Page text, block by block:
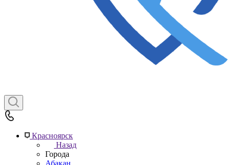
Красноярск
Назад
Города
Абакан